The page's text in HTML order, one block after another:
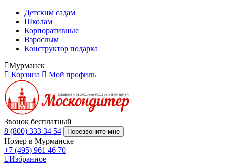
Детским садам
Школам
Корпоративные
Взрослым
Конструктор подарка
Мурманск
Корзина
Мой профиль
Звонок бесплатный
8 (800) 333 34 54
Перезвоните мне
Номер в Мурманске
+7 (495) 961 46 70
Избранное